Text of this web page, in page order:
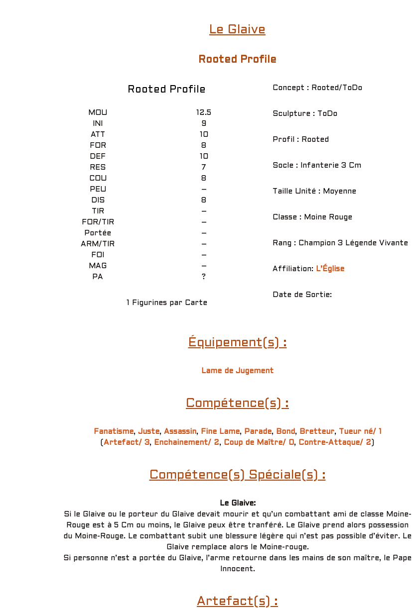
Le Glaive
Rooted Profile
Rooted Profile
MOU
INI
ATT
FOR
DEF
RES
COU
PEU
DIS
TIR
FOR/TIR
Portée
ARM/TIR
FOI
MAG
PA
12.5
9
10
8
10
7
8
–
8
–
–
–
–
–
–
?
1 Figurines par Carte
Concept : Rooted/ToDo
Sculpture : ToDo
Profil : Rooted
Socle : Infanterie 3 Cm
Taille Unité : Moyenne
Classe : Moine Rouge
Rang : Champion 3 Légende Vivante
Affiliation: L’Église
Date de Sortie:
Équipement(s) :
Lame de Jugement
Compétence(s) :
Fanatisme, Juste, Assassin, Fine Lame, Parade, Bond , Bretteur,
Tueur né/ 1
Artefact/ 3, Enchainement/ 2, Coup de Maître/ 0, Contre-Attaque/ 2
Compétence(s) Spéciale(s) :
Le Glaive:
Si le Glaive ou le porteur du Glaive devait mourir et qu’un combattant ami de classe Moine-
Rouge est à 5 Cm ou moins, le Glaive peux être tranféré. Le Glaive prend alors possession
du Moine-Rouge. Le combattant subit une blessure légère qui n’est pas possible d’éviter. Le
Glaive remplace alors le Moine-rouge.
Si personne n’est a portée du Glaive, l’arme retourne dans les mains de son maître, le Pape
Innocent.
Artefact(s) :